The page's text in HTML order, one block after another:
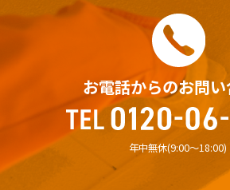
お電話からのお問
年中無休(9:00〜18:00)